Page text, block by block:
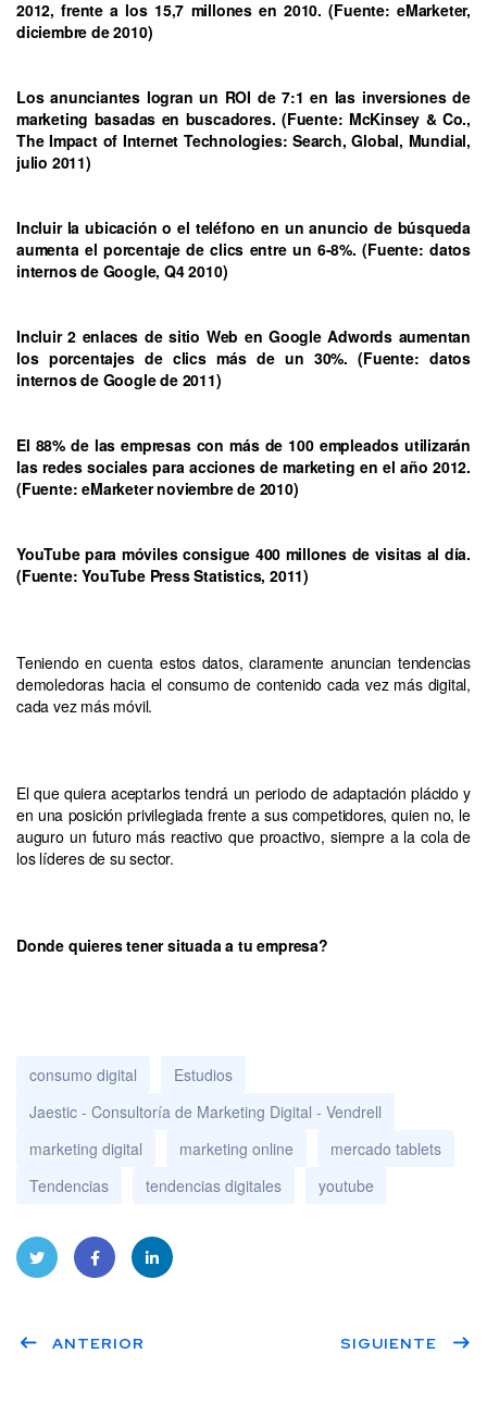
2012, frente a los 15,7 millones en 2010. (Fuente: eMarketer,
diciembre de 2010)
Los anunciantes logran un ROI de 7:1 en las inversiones de
marketing basadas en buscadores. (Fuente: McKinsey & Co.,
The Impact of Internet Technologies: Search, Global, Mundial,
julio 2011)
Incluir la ubicación o el teléfono en un anuncio de búsqueda
aumenta el porcentaje de clics entre un 6-8%. (Fuente: datos
internos de Google, Q4 2010)
Incluir 2 enlaces de sitio Web en Google Adwords aumentan
los porcentajes de clics más de un 30%. (Fuente: datos
internos de Google de 2011)
El 88% de las empresas con más de 100 empleados utilizarán
las redes sociales para acciones de marketing en el año 2012.
(Fuente: eMarketer noviembre de 2010)
YouTube para móviles consigue 400 millones de visitas al día.
(Fuente: YouTube Press Statistics, 2011)
Teniendo en cuenta estos datos, claramente anuncian tendencias
demoledoras hacia el consumo de contenido cada vez más digital,
cada vez más móvil.
El que quiera aceptarlos tendrá un periodo de adaptación plácido y
en una posición privilegiada frente a sus competidores, quien no, le
auguro un futuro más reactivo que proactivo, siempre a la cola de
los líderes de su sector.
Donde quieres tener situada a tu empresa?
consumo digital
Estudios
Jaestic - Consultoría de Marketing Digital - Vendrell
marketing digital
marketing online
mercado tablets
Tendencias
tendencias digitales youtube
er book dIn
ANTERIOR SIGUIENTE